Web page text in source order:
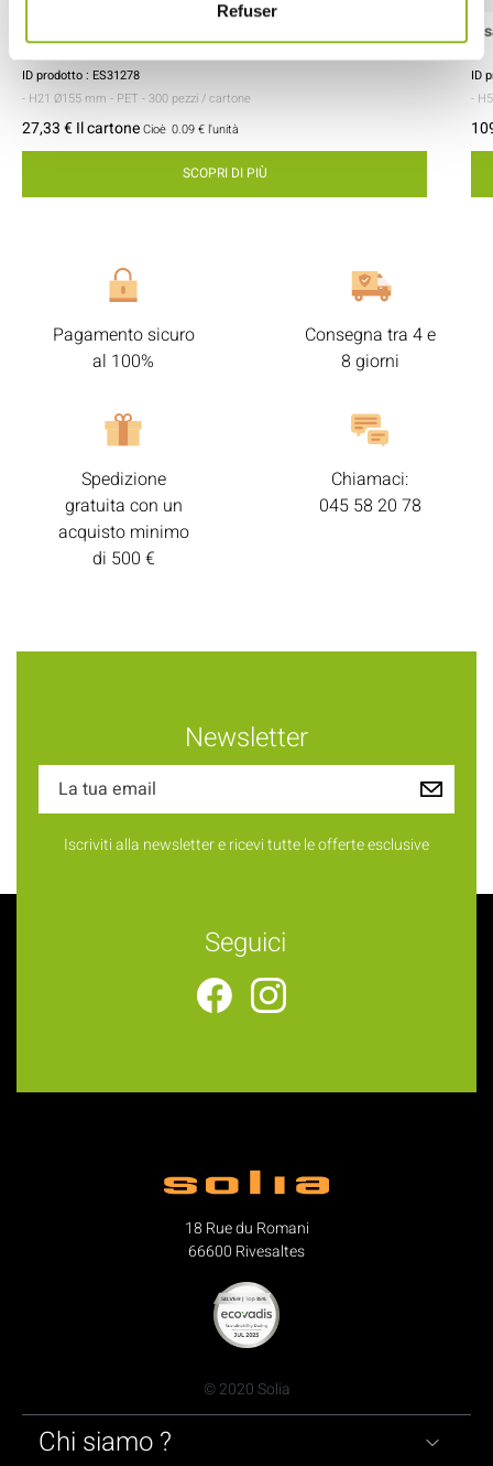
Refuser
ml
ID prodotto : ES31278
- H21 Ø155 mm - PET - 300 pezzi / cartone
27,33 € Il cartoneCioè 0.09 €l'unità
SCOPRI DI PIÙ
ID
-
Pagamento sicuro
al 100%
Consegna tra 4 e
8 giorni
Spedizione
gratuita con un
acquisto minimo
di 500 €
Chiamaci:
045 58 20 78
Newsletter
Iscriviti alla newsletter e ricevi tutte le offerte esclusive
Seguici
18 Rue du Romani
66600 Rivesaltes
© 2020 Solia
Chi siamo ?